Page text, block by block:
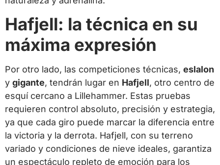
Hafjell: la técnica en su
máxima expresión
Por otro lado, las competiciones técnicas, eslalon
y gigante, tendrán lugar en Hafjell, otro centro de
esquí cercano a Lillehammer. Estas pruebas
requieren control absoluto, precisión y estrategia,
ya que cada giro puede marcar la diferencia entre
la victoria y la derrota. Hafjell, con su terreno
variado y condiciones de nieve ideales, garantiza
un espectáculo repleto de emoción para los